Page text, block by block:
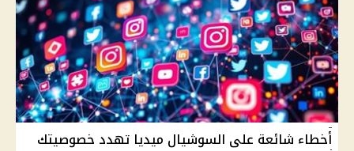
أخطاء شائعة على السوشيال ميديا تهدد خصوصيتك